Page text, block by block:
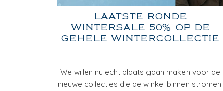
LAATSTE RONDE
WINTERSALE 50% OP DE
GEHELE WINTERCOLLECTIE
We willen nu echt plaats gaan maken voor de
nieuwe collecties die de winkel binnen stromen.